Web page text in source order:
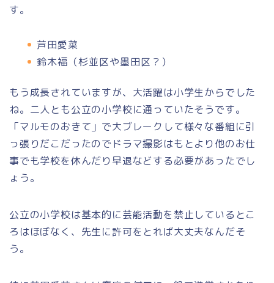
す。
芦田愛菜
鈴木福（杉並区や墨田区？）
もう成長されていますが、大活躍は小学生からでした
ね。二人とも公立の小学校に通っていたそうです。
「マルモのおきて」で大ブレークして様々な番組に引
っ張りだこだったのでドラマ撮影はもとより他のお仕
事でも学校を休んだり早退などする必要があったでし
ょう。
公立の小学校は基本的に芸能活動を禁止しているとこ
ろはほぼなく、先生に許可をとれば大丈夫なんだそ
う。